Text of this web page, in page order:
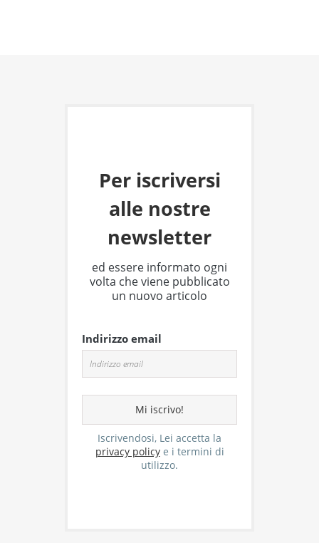
Per iscriversi
alle nostre
newsletter
ed essere informato ogni
volta che viene pubblicato
un nuovo articolo
Indirizzo email
Iscrivendosi, Lei accetta la
privacy policye i termini di
utilizzo.